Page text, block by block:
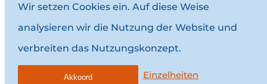
www.louwersmediagroep.com
© 1987–2026 Louwersmediagroep.
Allgemeine Bedingungen und Konditionen
Wir setzen Cookies ein. Auf diese Weise
analysieren wir die Nutzung der Website und
verbreiten das Nutzungskonzept.
Einzelheiten
Akkoord